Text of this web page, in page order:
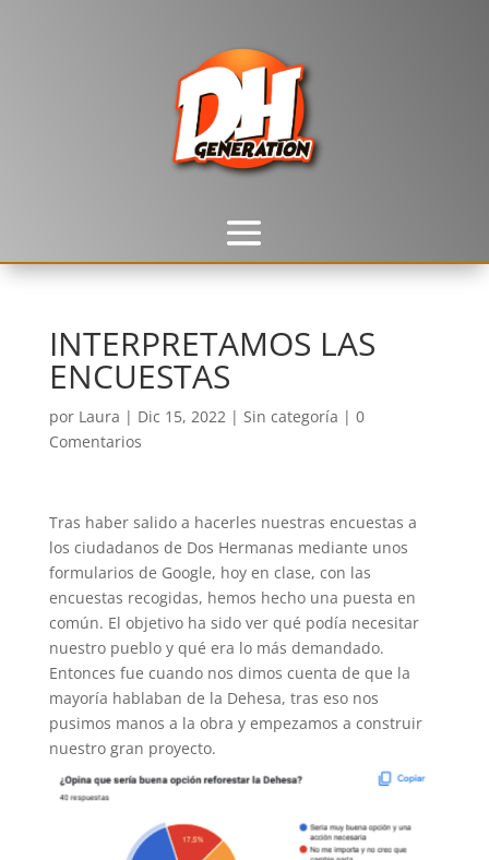
INTERPRETAMOS LAS
ENCUESTAS
por Laura | Dic 15, 2022| Sin categoría | 0
Comentarios
Tras haber salido a hacerles nuestras encuestas a
los ciudadanos de Dos Hermanas mediante unos
formularios de Google, hoy en clase, con las
encuestas recogidas, hemos hecho una puesta en
común. El objetivo ha sido ver qué podía necesitar
nuestro pueblo y qué era lo más demandado.
Entonces fue cuando nos dimos cuenta de que la
mayoría hablaban de la Dehesa, tras eso nos
pusimos manos a la obra y empezamos a construir
nuestro gran proyecto.